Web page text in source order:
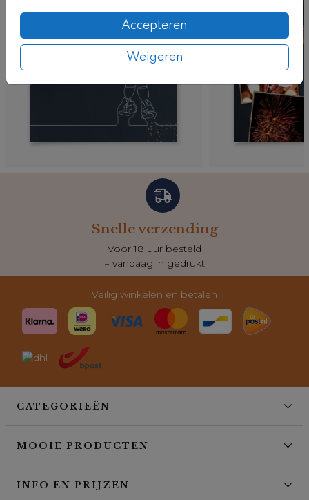
Accepteren
Weigeren
Snelle verzending
Voor 18 uur besteld
= vandaag in gedrukt
Veilig winkelen en betalen
CATEGORIEËN
MOOIE PRODUCTEN
INFO EN PRIJZEN